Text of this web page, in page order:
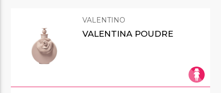
VALENTINO
VALENTINA POUDRE